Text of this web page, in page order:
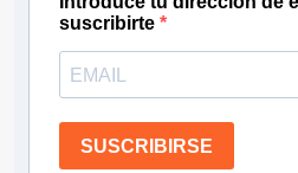
suscribirte
SUSCRIBIRSE